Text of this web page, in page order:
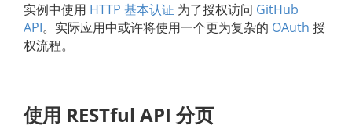
实例中使用 HTTP 基本认证 为了授权访问 GitHub
API。实际应用中或许将使用一个更为复杂的 OAuth 授
权流程。
使用 RESTful API 分页